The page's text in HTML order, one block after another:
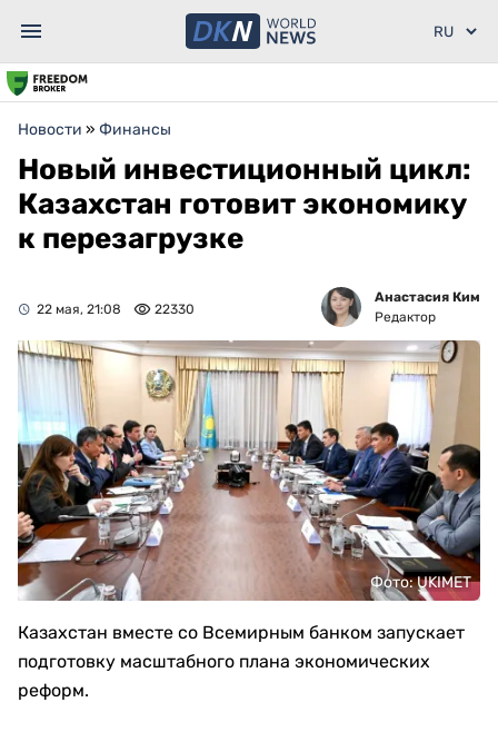
Новости » Финансы
Новый инвестиционный цикл:
Казахстан готовит экономику
к перезагрузке
22 мая, 21:08 22330
Анастасия Ким
Редактор
Фото: UKIMET
Казахстан вместе со Всемирным банком запускает
подготовку масштабного плана экономических
реформ.